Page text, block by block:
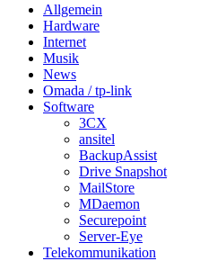
Allgemein
Hardware
Internet
Musik
News
Omada / tp-link
Software
3CX
ansitel
BackupAssist
Drive Snapshot
MailStore
MDaemon
Securepoint
Server-Eye
Telekommunikation